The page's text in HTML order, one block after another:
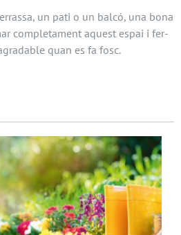
un pati o un balcó, una bona
completament aquest espai i fer-
quan es fa fosc.